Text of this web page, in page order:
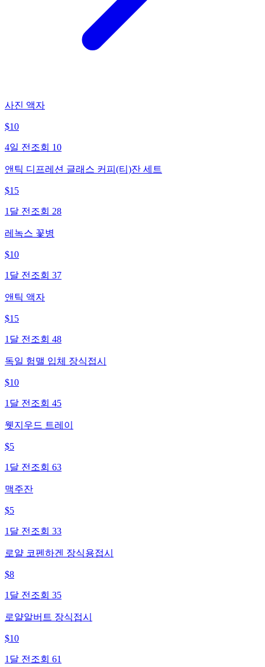
사진 액자
$10
4일 전 조회 10
앤틱 디프레션 글래스 커피(티)잔 세트
$15
1달 전 조회 28
레녹스 꽃병
$10
1달 전 조회 37
앤틱 액자
$15
1달 전 조회 48
독일 험맬 입체 장식접시
$10
1달 전 조회 45
웻지우드 트레이
$5
1달 전 조회 63
맥주잔
$5
1달 전 조회 33
로얄 코펜하겐 장식용접시
$8
1달 전 조회 35
로얄알버트 장식접시
$10
1달 전 조회 61